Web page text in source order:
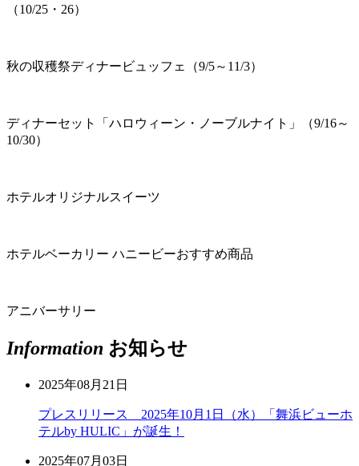
（10/25・26）
秋の収穫祭ディナービュッフェ（9/5～11/3）
ディナーセット「ハロウィーン・ノーブルナイト」（9/16～
10/30）
ホテルオリジナルスイーツ
ホテルベーカリー ハニービーおすすめ商品
アニバーサリー
Information お知らせ
2025年08月21日
プレスリリース 2025年10月1日（水）「舞浜ビューホ
テルby HULIC」が誕生！
2025年07月03日